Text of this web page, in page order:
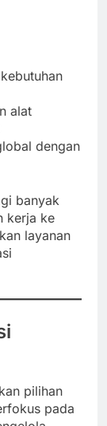
alat
dengan
banyak
kerja ke
layanan
pilihan
pada